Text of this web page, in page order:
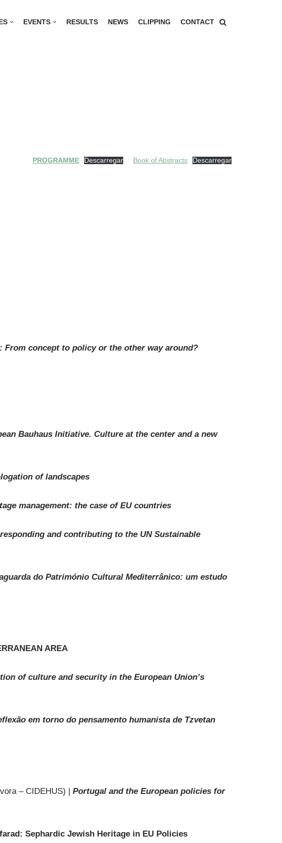
EVENTS RESULTS NEWS CLIPPING CONTACT
Book of Abstracts Descarregar
PROGRAMME Descarregar
From concept to policy or the other way around?
Bauhaus Initiative. Culture at the center and a new
of landscapes
management: the case of EU countries
and contributing to the UN Sustainable
do Património Cultural Mediterrânico: um estudo
AREA
of culture and security in the European Union’s
em torno do pensamento humanista de Tzvetan
– CIDEHUS) | Portugal and the European policies for
Sephardic Jewish Heritage in EU Policies